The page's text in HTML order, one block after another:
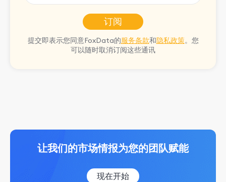
订阅
提交即表示您同意FoxData的服务条款和隐私政策。您
可以随时取消订阅这些通讯
让我们的市场情报为您的团队赋能
现在开始